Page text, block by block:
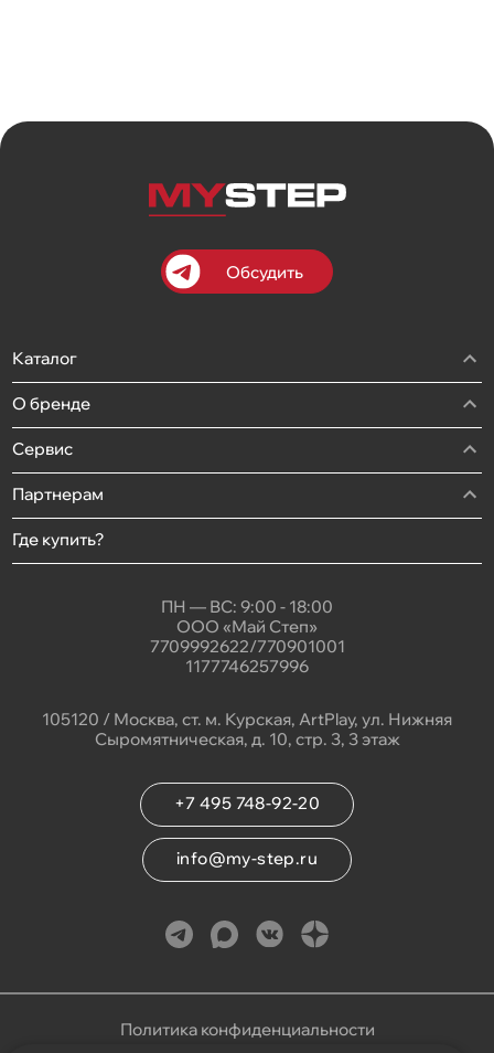
Обсудить
Каталог
О бренде
Сервис
Партнерам
Где купить?
ПН — ВС: 9:00 - 18:00
ООО «Май Степ»
7709992622/770901001
1177746257996
105120 / Москва, ст. м. Курская, ArtPlay, ул. Нижняя
Сыромятническая, д. 10, стр. 3, 3 этаж
+7 495 748-92-20
info@my-step.ru
Политика конфиденциальности